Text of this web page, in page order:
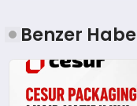
Benzer